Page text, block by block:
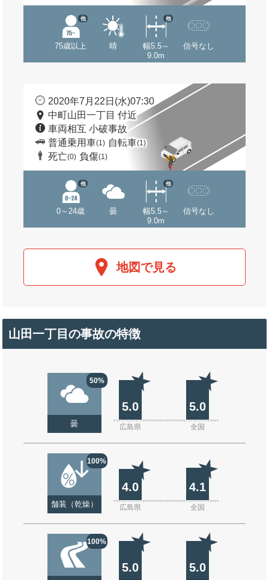
75歳以上
他
晴
幅5.5～
9.0m
他
信号なし
2020年7月22日(水)07:30
中町山田一丁目 付近
車両相互 小破事故
普通乗用車(1) 自転車(1)
死亡(0) 負傷(1)
0～24歳
他
曇
幅5.5～
9.0m
他
信号なし
地図で見る
山田一丁目の事故の特徴
50%
曇
5.0 5.0
広島県 全国
100%
舗装（乾燥）
4.0 4.1
広島県 全国
100%
5.0 5.0